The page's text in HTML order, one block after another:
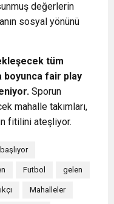
değerlerin
sosyal yönünü
tüm
boyunca fair play
Sporun
mahalle takımları,
fitilini ateşliyor.
başlıyor
Futbol gelen
Mahalleler